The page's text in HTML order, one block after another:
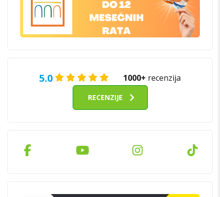
5.0 1000+ recenzija
RECENZIJE